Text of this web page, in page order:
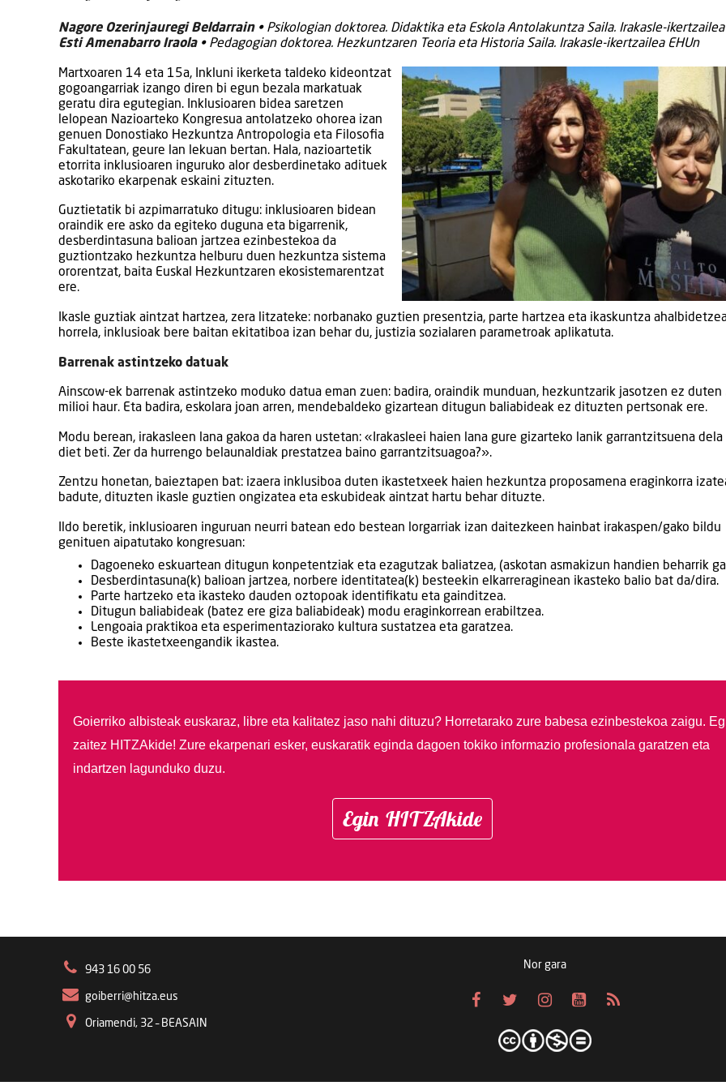
Nagore Ozerinjauregi Beldarrain• Psikologian doktorea. Didaktika eta Eskola Antolakuntza Saila. Irakasle-ikertzailea
Esti Amenabarro Iraola• Pedagogian doktorea. Hezkuntzaren Teoria eta Historia Saila. Irakasle-ikertzailea EHUn
Martxoaren 14 eta 15a, Inkluni ikerketa taldeko kideontzat
gogoangarriak izango diren bi egun bezala markatuak
geratu dira egutegian. Inklusioaren bidea saretzen
lelopean Nazioarteko Kongresua antolatzeko ohorea izan
genuen Donostiako Hezkuntza Antropologia eta Filosofia
Fakultatean, geure lan lekuan bertan. Hala, nazioartetik
etorrita inklusioaren inguruko alor desberdinetako adituek
askotariko ekarpenak eskaini zituzten.
Guztietatik bi azpimarratuko ditugu: inklusioaren bidean
oraindik ere asko da egiteko duguna eta bigarrenik,
desberdintasuna balioan jartzea ezinbestekoa da
guztiontzako hezkuntza helburu duen hezkuntza sistema
ororentzat, baita Euskal Hezkuntzaren ekosistemarentzat
ere.
Ikasle guztiak aintzat hartzea, zera litzateke: norbanako guztien presentzia, parte hartzea eta ikaskuntza
horrela, inklusioak bere baitan ekitatiboa izan behar du, justizia sozialaren parametroak aplikatuta.
Barrenak astintzeko datuak
Ainscow-ek barrenak astintzeko moduko datua eman zuen: badira, oraindik munduan, hezkuntzarik jasotzen ez
milioi haur. Eta badira, eskolara joan arren, mendebaldeko gizartean ditugun baliabideak ez dituzten pertsonak ere.
Modu berean, irakasleen lana gakoa da haren ustetan: «Irakasleei haien lana gure gizarteko lanik garrantzitsuena dela
diet beti. Zer da hurrengo belaunaldiak prestatzea baino garrantzitsuagoa?».
Zentzu honetan, baieztapen bat: izaera inklusiboa duten ikastetxeek haien hezkuntza proposamena eraginkorra
badute, dituzten ikasle guztien ongizatea eta eskubideak aintzat hartu behar dituzte.
Ildo beretik, inklusioaren inguruan neurri batean edo bestean lorgarriak izan daitezkeen hainbat irakaspen/gako bildu
genituen aipatutako kongresuan:
Dagoeneko eskuartean ditugun konpetentziak eta ezagutzak baliatzea, (askotan asmakizun handien beharrik
Desberdintasuna(k) balioan jartzea, norbere identitatea(k) besteekin elkarreraginean ikasteko balio bat da/dira.
Parte hartzeko eta ikasteko dauden oztopoak identifikatu eta gainditzea.
Ditugun baliabideak (batez ere giza baliabideak) modu eraginkorrean erabiltzea.
Lengoaia praktikoa eta esperimentaziorako kultura sustatzea eta garatzea.
Beste ikastetxeengandik ikastea.
Goierriko albisteak euskaraz, libre eta kalitatez jaso nahi dituzu? Horretarako zure babesa ezinbestekoa zaigu.
zaitez HITZAkide! Zure ekarpenari esker, euskaratik eginda dagoen tokiko informazio profesionala garatzen eta
indartzen lagunduko duzu.
Egin HITZAkide
943 16 00 56
goiberri@hitza.eus
Oriamendi, 32 – BEASAIN
Nor gara